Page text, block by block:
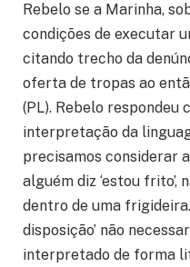
Rebelo se a Marinha,
condições de executar
citando trecho da
oferta de tropas ao
(PL). Rebelo respondeu
interpretação da
precisamos considerar
alguém diz ‘estou frito’,
dentro de uma
disposição’ não
interpretado de forma